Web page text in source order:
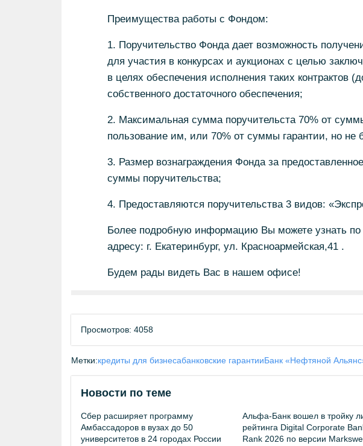
Преимущества работы с Фондом:
1. Поручительство Фонда дает возможность
для участия в конкурсах и аукционах с целью
в целях обеспечения исполнения таких контрактов
собственного достаточного обеспечения;
2. Максимальная сумма поручительста 70% от
пользование им, или 70% от суммы гарантии, но не
3. Размер вознаграждения Фонда за
суммы поручительства;
4. Предоставляются поручительства 3 видов:
Более подробную информацию Вы можете узнать по
адресу: г. Екатеринбург, ул. Красноармейская,41 .
Будем рады видеть Вас в нашем офисе!
Просмотров: 4058
Метки:кредиты для бизнесабанковские гарантииБанк «Нефтяной
Новости по теме
Сбер расширяет программу
Амбассадоров в вузах до 50
университетов в 24 городах России
Альфа-Банк вошел в тройку
рейтинга Digital Corporate
Rank 2026 по версии